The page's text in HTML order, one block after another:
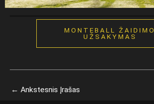
MONTEBALL ŽAIDIMO
UŽSAKYMAS
← Ankstesnis Įrašas